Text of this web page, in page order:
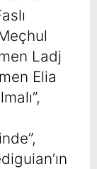
Ladj
Elia